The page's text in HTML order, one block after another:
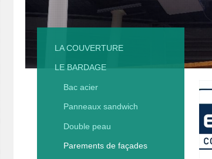
LA COUVERTURE
LE BARDAGE
Bac acier
Panneaux sandwich
Double peau
Parements de façades